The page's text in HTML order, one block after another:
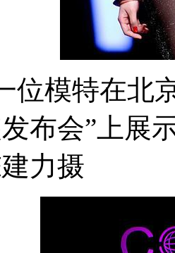
位模特在北
布会”上展
力摄